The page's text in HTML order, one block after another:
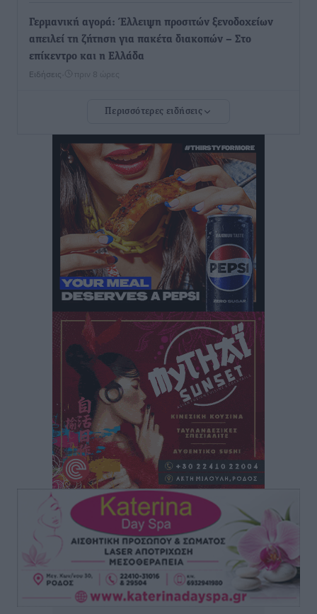
Γερμανική αγορά: Έλλειψη προσιτών ξενοδοχείων
απειλεί τη ζήτηση για πακέτα διακοπών – Στο
επίκεντρο και η Ελλάδα
Ειδήσεις πριν 8 ώρες
Νέο ξενοδοχείο στη Ρόδο για την H Hotels –
στην Κω
Τοπικές Ειδήσεις πριν 8 ώρες
Αυτοκίνητο μπήκε παράνομα σε μονόδρομο στο
Μαστιχάρι – Αναποδογύρισε όχημα με μητέρα και
5χρονο παιδί
Τοπικές Ειδήσεις• πριν 8 ώρες
“Η Ευρώπη αντιμετώπιζε το προσφυγικό σαν ταινία
τρόμου” – Η συγκλονιστική μαρτυρία της Χαρούλας
Γιασιράνη στον RV για τα γεγονότα που οδήγησαν στο
Σύμφωνο της Λέρου
Τοπικές Ειδήσεις • πριν 8 ώρες
Συναυλία με τον Γιάννη Κότσιρα στις 21 Αυγούστου
Πολιτιστικά• πριν 8 ώρες
Έκτακτη συνεδρίαση της Δημοτικής Επιτροπής Ρόδου
αύριο Παρασκευή 7 Αυγούστου
Τοπικές Ειδήσεις• πριν 8 ώρες
ΑΕΡΑ: Δεν σταματάει να ενισχύεται, νέο απόκτημα ο
Μητρόπουλος
Αθλητικά πριν 8 ώρες
Κλεάνθης: Δουλειές μετά ευχαριστιών στο γήπεδο,
Περισσότερες ειδήσεις